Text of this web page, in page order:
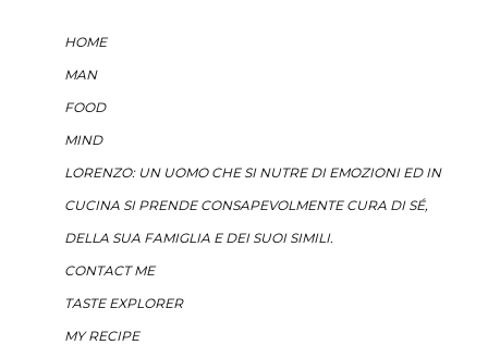
HOME
MAN
FOOD
MIND
LORENZO: UN UOMO CHE SI NUTRE DI EMOZIONI ED IN
CUCINA SI PRENDE CONSAPEVOLMENTE CURA DI SÉ,
DELLA SUA FAMIGLIA E DEI SUOI SIMILI.
CONTACT ME
TASTE EXPLORER
MY RECIPE